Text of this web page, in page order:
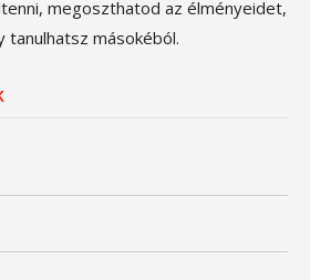
megoszthatod az élményeidet,
másokéból.